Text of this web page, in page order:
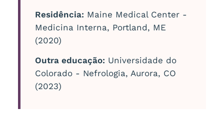
Residência: Maine Medical Center -
Medicina Interna, Portland, ME
(2020)
Outra educação: Universidade do
Colorado - Nefrologia, Aurora, CO
(2023)